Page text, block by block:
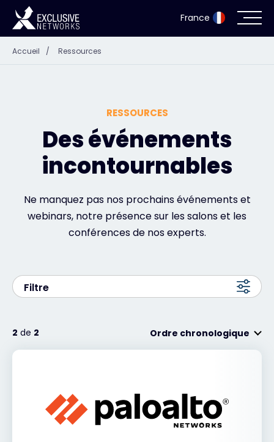
France
Ressources
Entreprise
Portail des partenaires
Exclusive Access - En savoir plus
Contact
Accueil / Ressources
RESSOURCES
Des événements
incontournables
Ne manquez pas nos prochains événements et
webinars, notre présence sur les salons et les
conférences de nos experts.
Filtre
2 de 2 Ordre chronologique